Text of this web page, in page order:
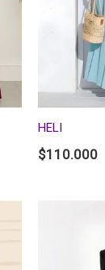
HELI
$110.000